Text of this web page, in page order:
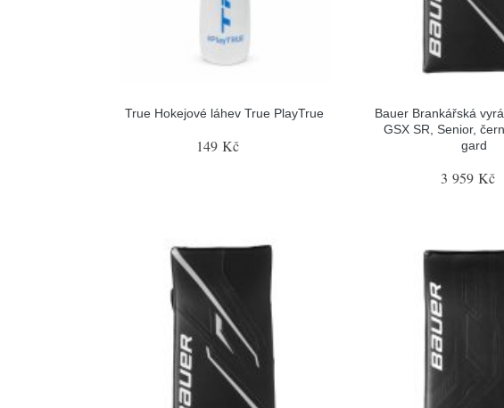
True Hokejové láhev True PlayTrue
149 Kč
Bauer Brankářská
GSX SR, Senior,
gard
3 959 Kč